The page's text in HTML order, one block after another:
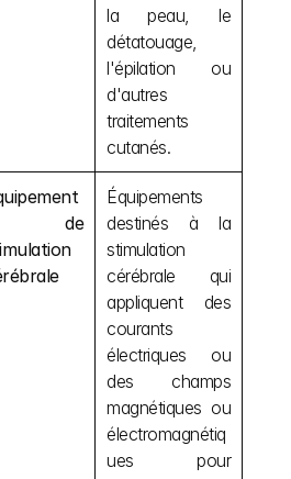
la peau, le
détatouage,
l'épilation ou
d'autres
traitements
cutanés.
de
Équipements
destinés à la
stimulation
cérébrale qui
appliquent des
courants
électriques ou
des champs
magnétiques ou
électromagnétiq
ues pour